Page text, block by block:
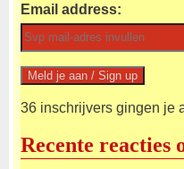
Email address:
36 inschrijvers gingen je
Recente reacties